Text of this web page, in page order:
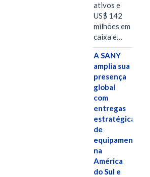
ativos e
US$ 142
milhões em
caixa e…
A SANY
amplia sua
presença
global
com
entregas
estratégicas
de
equipamentos
na
América
do Sul e